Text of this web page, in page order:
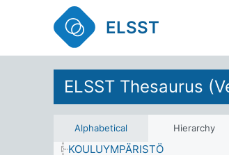
ELSST
ELSST Thesaurus
Alphabetical Hierarchy
KOGNITIIVISET PROSESSIT
KOKO
KONFLIKTIT
KORKEAKOULUSTA
KOTITALOUDET
KOTITYÖ, LASTENHOITO JA
KOULUNKÄYNNIN
KOULUTUS
KOULUTUSTASO JA PÄTEVYYS
KOULUYMPÄRISTÖ